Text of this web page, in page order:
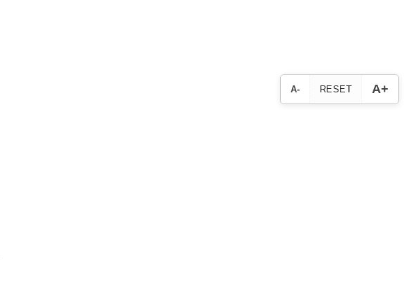
A- RESET A+